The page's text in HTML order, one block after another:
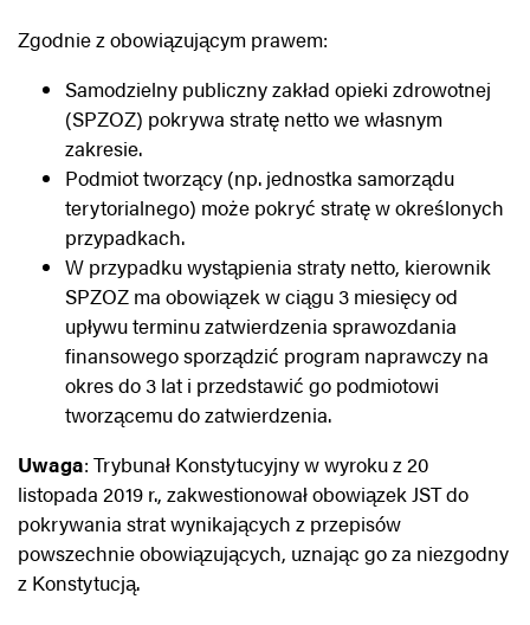
Zgodnie z obowiązującym prawem:
Samodzielny publiczny zakład opieki zdrowotnej
(SPZOZ) pokrywa stratę netto we własnym
zakresie.
Podmiot tworzący (np. jednostka samorządu
terytorialnego) może pokryć stratę w określonych
przypadkach.
W przypadku wystąpienia straty netto, kierownik
SPZOZ ma obowiązek w ciągu 3 miesięcy od
upływu terminu zatwierdzenia sprawozdania
finansowego sporządzić program naprawczy na
okres do 3 lat i przedstawić go podmiotowi
tworzącemu do zatwierdzenia.
Uwaga: Trybunał Konstytucyjny w wyroku z 20
listopada 2019 r., zakwestionował obowiązek JST do
pokrywania strat wynikających z przepisów
powszechnie obowiązujących, uznając go za niezgodny
z Konstytucją.